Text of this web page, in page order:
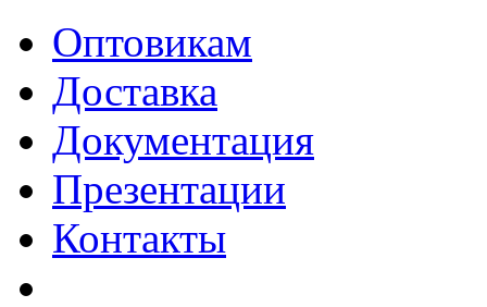
Оптовикам
Доставка
Документация
Презентации
Контакты